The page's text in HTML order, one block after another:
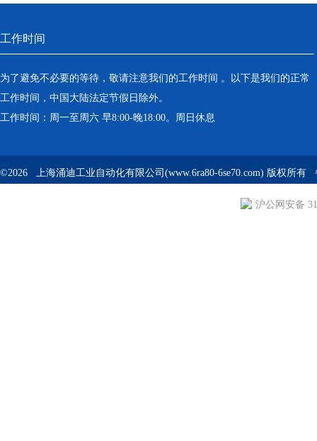
工作时间
为了避免不必要的等待，敬请注意我们的工作时间 。以下是我们的正常
工作时间，中国大陆法定节假日除外。
工作时间：周一至周六 早8:00-晚18:00。周日休息
©2026 上海涌迪工业自动化有限公司(www.6ra80-6se70.com) 版权所有
沪公网安备